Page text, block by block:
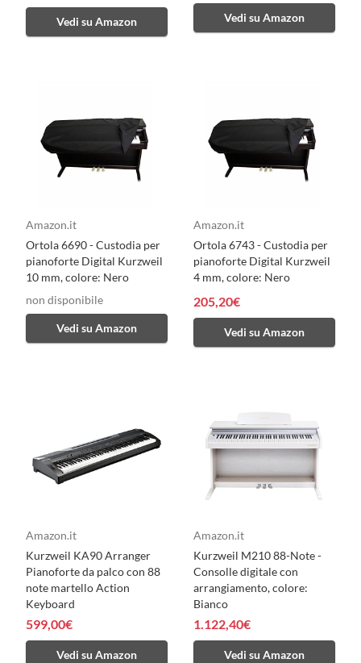
Vedi su Amazon Vedi su Amazon
Amazon.it
Ortola 6690 - Custodia per
pianoforte Digital Kurzweil
10 mm, colore: Nero
non disponibile
Vedi su Amazon
Amazon.it
Ortola 6743 - Custodia per
pianoforte Digital Kurzweil
4 mm, colore: Nero
205,20€
Vedi su Amazon
Amazon.it
Kurzweil KA90 Arranger
Pianoforte da palco con 88
note martello Action
Keyboard
599,00€
Vedi su Amazon
Amazon.it
Kurzweil M210 88-Note -
Consolle digitale con
arrangiamento, colore:
Bianco
1.122,40€
Vedi su Amazon